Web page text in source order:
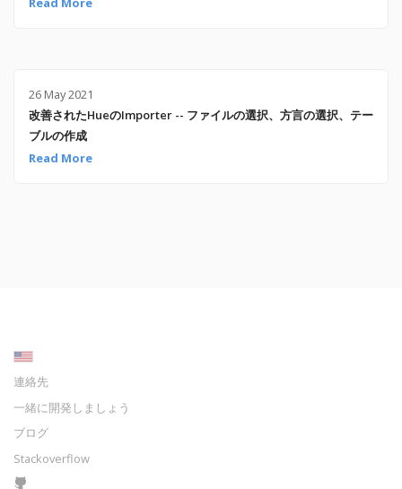
26 May 2021
改善されたHueのImporter -- ファイルの選択、方言の選択、テー
ブルの作成
Read More
連絡先
一緒に開発しましょう
ブログ
Stackoverflow